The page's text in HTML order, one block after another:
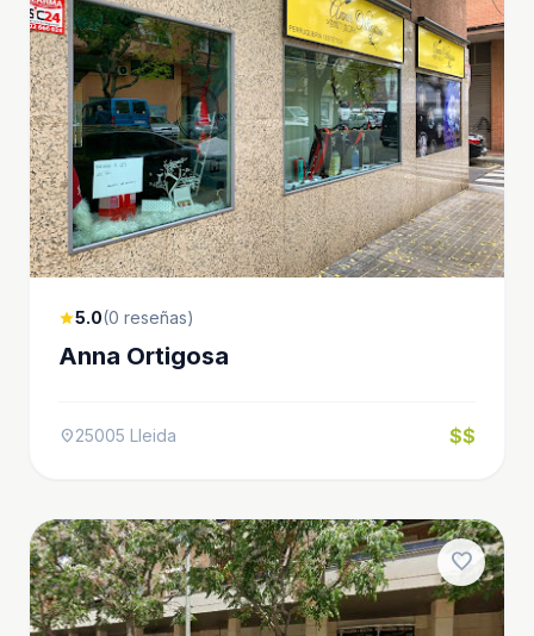
star5.0(0 reseñas)
Anna Ortigosa
location_on25005 Lleida $$
favorite